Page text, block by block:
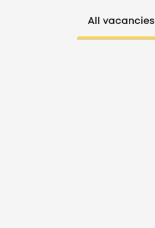
All vacancies